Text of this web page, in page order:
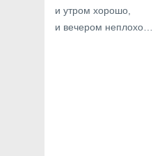
и утром хорошо,
и вечером неплохо…